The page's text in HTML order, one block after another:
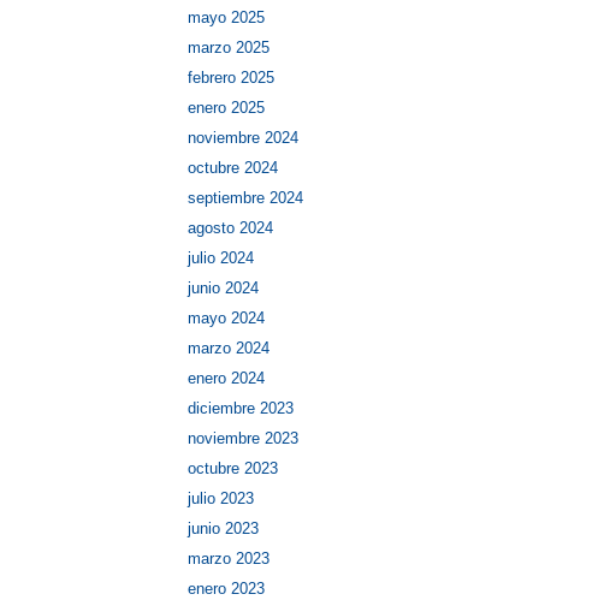
mayo 2025
marzo 2025
febrero 2025
enero 2025
noviembre 2024
octubre 2024
septiembre 2024
agosto 2024
julio 2024
junio 2024
mayo 2024
marzo 2024
enero 2024
diciembre 2023
noviembre 2023
octubre 2023
julio 2023
junio 2023
marzo 2023
enero 2023